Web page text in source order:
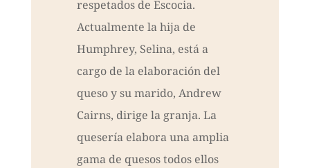
respetados de Escocia.
Actualmente la hija de
Humphrey, Selina, está a
cargo de la elaboración del
queso y su marido, Andrew
Cairns, dirige la granja. La
quesería elabora una amplia
gama de quesos todos ellos